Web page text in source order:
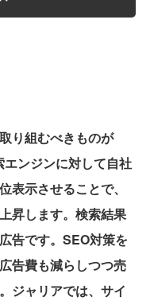
り組むべきものが
ンジンに対して自社
表示させることで、
昇します。検索結果
告です。SEO対策を
告費も減らしつつ売
ジャリアでは、サイ